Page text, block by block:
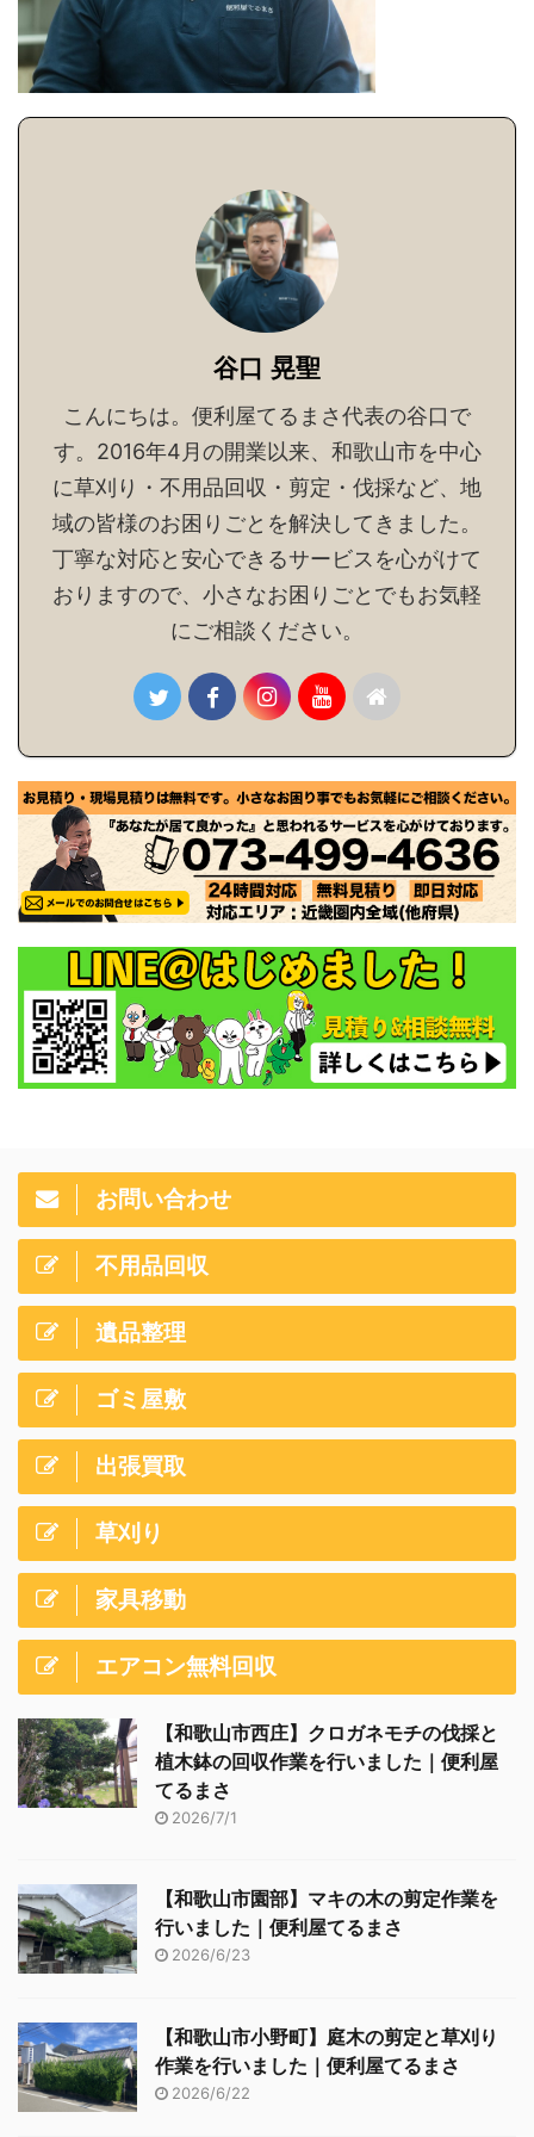
谷口 晃聖
こんにちは。便利屋てるまさ代表の谷口で
す。2016年4月の開業以来、和歌山市を中心
に草刈り・不用品回収・剪定・伐採など、地
域の皆様のお困りごとを解決してきました。
丁寧な対応と安心できるサービスを心がけて
おりますので、小さなお困りごとでもお気軽
にご相談ください。
お問い合わせ
不用品回収
遺品整理
ゴミ屋敷
出張買取
草刈り
家具移動
エアコン無料回収
【和歌山市西庄】クロガネモチの伐採と
植木鉢の回収作業を行いました｜便利屋
てるまさ
2026/7/1
【和歌山市園部】マキの木の剪定作業を
行いました｜便利屋てるまさ
2026/6/23
【和歌山市小野町】庭木の剪定と草刈り
作業を行いました｜便利屋てるまさ
2026/6/22